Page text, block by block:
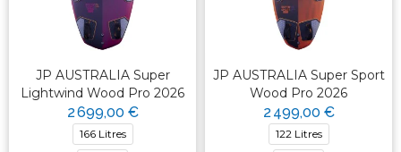
JP AUSTRALIA Super
Lightwind Wood Pro 2026
2 699,00 €
166 Litres
JP AUSTRALIA Super Sport
Wood Pro 2026
2 499,00 €
122 Litres